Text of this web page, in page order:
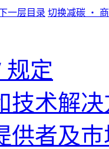
一层目录 切换减碳 ‧
规定
技术解
供者及